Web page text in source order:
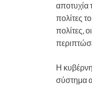
αποτυχία
πολίτες
πολίτες,
Η
σύστημα